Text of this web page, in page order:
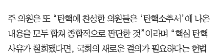
주 의원은 또 “탄핵에 찬성한 의원들은 ‘탄핵소추서’에 나온
내용을 모두 합쳐 종합적으로 판단한 것”이라며 “핵심 탄핵
사유가 철회됐다면, 국회의 새로운 결의가 필요하다는 헌법